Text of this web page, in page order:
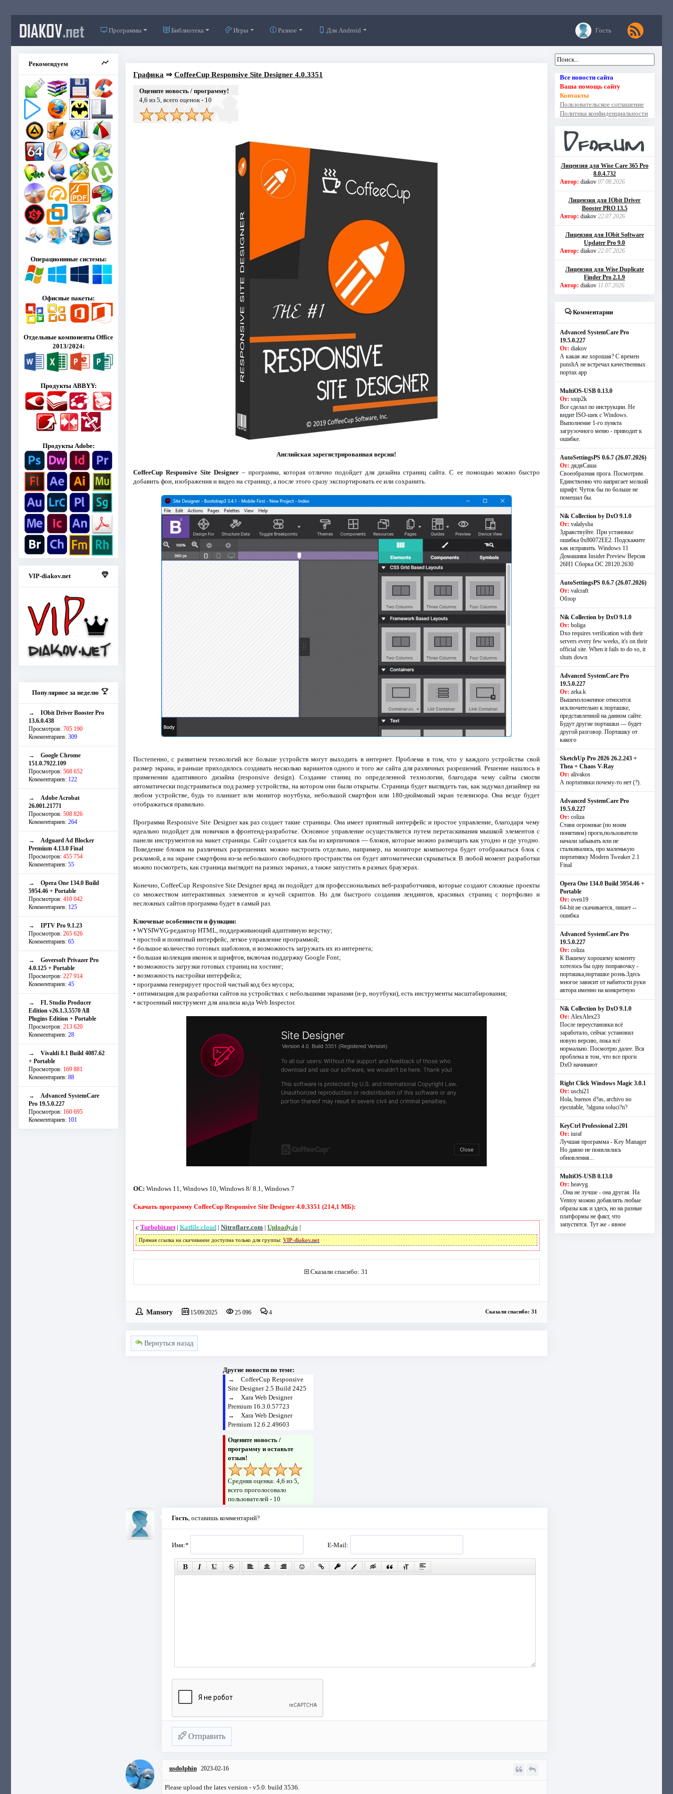
DIAKOV.net Программы Библиотека Игры Разное Для Android Гость
Рекомендуем
Операционнные системы:
Офисные пакеты:
Отдельные компоненты Office
2013/2024:
Продукты ABBYY:
Продукты Adobe:
VIP-diakov.net
Популярное за неделю
→ IObit Driver Booster Pro
13.6.0.438
Просмотров: 705 190
Комментариев: 309
→ Google Chrome
151.0.7922.109
Просмотров: 568 652
Комментариев: 122
→ Adobe Acrobat
26.001.21771
Просмотров: 508 826
Комментариев: 264
→ Adguard Ad Blocker
Premium 4.13.0 Final
Просмотров: 455 754
Комментариев: 55
→ Opera One 134.0 Build
5954.46 + Portable
Просмотров: 410 042
Комментариев: 125
→ IPTV Pro 9.1.23
Просмотров: 265 626
Комментариев: 65
→ Goversoft Privazer Pro
4.0.125 + Portable
Просмотров: 227 914
Комментариев: 45
→ FL Studio Producer
Edition v26.1.3.5570 All
Plugins Edition + Portable
Просмотров: 213 620
Комментариев: 28
→ Vivaldi 8.1 Build 4087.62
+ Portable
Просмотров: 169 881
Комментариев: 88
→ Advanced SystemCare
Pro 19.5.0.227
Просмотров: 160 695
Комментариев: 101
Графика ⇒ CoffeeCup Responsive Site Designer 4.0.3351
Оцените новость / программу!
4,6 из 5, всего оценок - 10
Английская зарегистрированная версия!
CoffeeCup Responsive Site Designer – программа, которая отлично подойдет для дизайна страниц сайта. С ее помощью можно быстро
добавить фон, изображения и видео на страницу, а после этого сразу экспортировать ее или сохранить.
Постепенно, с развитием технологий все больше устройств могут выходить в интернет. Проблема в том, что у каждого устройства свой
размер экрана, и раньше приходилось создавать несколько вариантов одного и того же сайта для различных разрешений. Решение нашлось в
применении адаптивного дизайна (responsive design). Создание станиц по определенной технологии, благодаря чему сайты смогли
автоматически подстраиваться под размер устройства, на котором они были открыты. Страница будет выглядеть так, как задумал дизайнер на
любом устройстве, будь то планшет или монитор ноутбука, небольшой смартфон или 180-дюймовый экран телевизора. Она везде будет
отображаться правильно.
Программа Responsive Site Designer как раз создает такие страницы. Она имеет приятный интерфейс и простое управление, благодаря чему
идеально подойдет для новичков в фронтенд-разработке. Основное управление осуществляется путем перетаскивания мышкой элементов с
панели инструментов на макет страницы. Сайт создается как бы из кирпичиков — блоков, которые можно размещать как угодно и где угодно.
Поведение блоков на различных разрешениях можно настроить отдельно, например, на мониторе компьютера будет отображаться блок с
рекламой, а на экране смартфона из-за небольшого свободного пространства он будет автоматически скрываться. В любой момент разработки
можно посмотреть, как страница выглядит на разных экранах, а также запустить в разных браузерах.
Конечно, CoffeeCup Responsive Site Designer вряд ли подойдет для профессиональных веб-разработчиков, которые создают сложные проекты
со множеством интерактивных элементов и кучей скриптов. Но для быстрого создания лендингов, красивых страниц с портфолио и
несложных сайтов программа будет в самый раз.
Ключевые особенности и функции:
• WYSIWYG-редактор HTML, поддерживающий адаптивную верстку;
• простой и понятный интерфейс, легкое управление программой;
• большое количество готовых шаблонов, и возможность загружать их из интернета;
• большая коллекция иконок и шрифтов, включая поддержку Google Font;
• возможность загрузки готовых страниц на хостинг;
• возможность настройки интерфейса;
• программа генерирует простой чистый код без мусора;
• оптимизация для разработки сайтов на устройствах с небольшими экранами (н-р, ноутбуки), есть инструменты масштабирования;
• встроенный инструмент для анализа кода Web Inspector.
ОС: Windows 11, Windows 10, Windows 8/ 8.1, Windows 7
Скачать программу CoffeeCup Responsive Site Designer 4.0.3351 (214,1 МБ):
с Turbobit.net| Katfile.cloud| Nitroflare.com | Uploady.io |
Прямая ссылка на скачивание доступна только для группы: VIP-diakov.net
Сказали спасибо: 31
Mansory 15/09/2025 25 096 4 Сказали спасибо: 31
Вернуться назад
Другие новости по теме:
→CoffeeCup Responsive
Site Designer 2.5 Build 2425
→Xara Web Designer
Premium 16.3.0.57723
→Xara Web Designer
Premium 12.6.2.49603
Оцените новость /
программу и оставьте
отзыв!
Средняя оценка:4,6 из 5,
всего проголосовало
пользователей - 10
Гость, оставишь комментарий?
Имя:* E-Mail:
Отправить
usdolphin 2023-02-16
Please upload the lates version - v5.0. build 3536.
Все новости сайта
Ваша помощь сайту
Контакты
Пользовательское соглашение
Политика конфиденциальности
Лицензия для Wise Care 365 Pro
8.0.4.732
Автор: diakov 07.08.2026
Лицензия для IObit Driver
Booster PRO 13.5
Автор: diakov 22.07.2026
Лицензия для IObit Software
Updater Pro 9.0
Автор: diakov 22.07.2026
Лицензия для Wise Duplicate
Finder Pro 2.1.9
Автор: diakov 11.07.2026
Комментарии
Advanced SystemCare Pro
19.5.0.227
От: diakov
А какая же хорошая? С времен
punshА не встречал качественных
портах app
MultiOS-USB 0.13.0
От: snip2k
Все сделал по инструкции. Не
видит ISO-шек с Windows.
Выполнение 1-го пункта
загрузочного меню - приводит к
ошибке.
AutoSettingsPS 0.6.7 (26.07.2026)
От: дядяСаша
Своеобразная прога. Посмотрим.
Единственно что напрягает мелкий
шрифт. Чуток бы по больше не
помешал бы.
Nik Collection by DxO 9.1.0
От: valalysha
Здравствуйте. При установке
ошибка 0х80072EE2. Подскажите
как исправить. Windows 11
Домашняя Insider Preview Версия
26H1 Сборка ОС 28120.2630
AutoSettingsPS 0.6.7 (26.07.2026)
От: valcraft
Обзор
Nik Collection by DxO 9.1.0
От: boliga
Dxo requires verification with their
servers every few weeks, it's on their
official site. When it fails to do so, it
shuts down
Advanced SystemCare Pro
19.5.0.227
От: zeka.k
Вышеизложенное относится
исключительно к порташке,
представленной на данном сайте.
Будут другие порташки — будет
другой разговор. Порташку от
какого
SketchUp Pro 2026 26.2.243 +
Thea + Chaos V-Ray
От: alivakos
А портативки почему-то нет (?).
Advanced SystemCare Pro
19.5.0.227
От: coliza
Ставя огромные (по моим
понятиям) проги,пользователи
начали забывать или не
сталкивались, про маленькую
портативку Modern Tweaker 2.1
Final
Opera One 134.0 Build 5954.46 +
Portable
От: oven19
64-bit не скачивается, пишет --
ошибка
Advanced SystemCare Pro
19.5.0.227
От: coliza
К Вашему хорошему коменту
хотелось бы одну поправочку -
порташка,порташке рознь.Здесь
многое зависит от набитости руки
автора именно на конкретную
Nik Collection by DxO 9.1.0
От: AlexAlex23
После переустановки всё
заработало, сейчас установил
новую версию, пока всё
нормально. Посмотрю далее. Вся
проблема в том, что все проги
DxO начинают
Right Click Windows Magic 3.0.1
От: uschi21
Hola, buenos d?as, archivo no
ejecutable, ?alguna soluci?n?
KeyCtrl Professional 2.201
От: iuraf
Лучшая программа - Key Manager
Но давно не появлялись
обновления...
MultiOS-USB 0.13.0
От: heavyg
..Она не лучше - она другая. На
Ventoy можно добавлять любые
образы как и здесь, но на разные
платформы не факт, что
запустятся. Тут же - явное